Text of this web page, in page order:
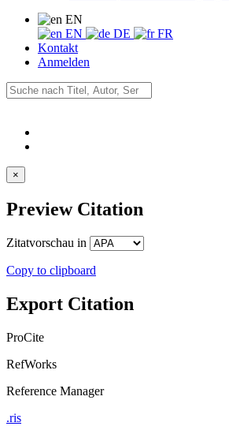
EN
EN
DE
FR
Kontakt
Anmelden
×
Preview Citation
Zitatvorschau in
Copy to clipboard
Export Citation
ProCite
RefWorks
Reference Manager
.ris